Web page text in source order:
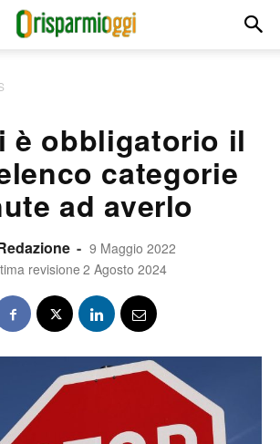
è obbligatorio il
categorie
ad averlo
- 9 Maggio 2022
revisione2 Agosto 2024